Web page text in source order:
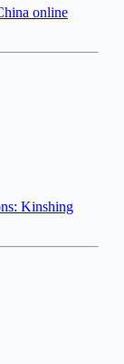
online
Kinshing